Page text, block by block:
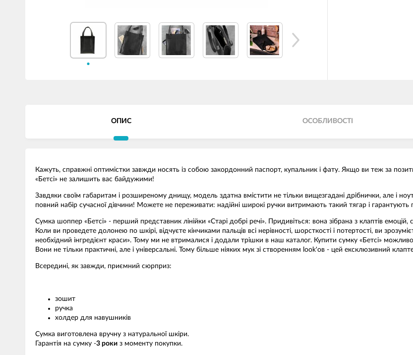
ОПИС ОСОБЛИВОСТІ
Кажуть, справжні оптимістки завжди носять із собою закордонний паспорт, купальник і фату. Якщо ви теж за
«Бетсі» не залишить вас байдужими!
Завдяки своїм габаритам і розширеному днищу, модель здатна вмістити не тільки вищезгадані дрібнички, але і
повний набір сучасної дівчини! Можете не переживати: надійні широкі ручки витримають такий тягар і
Сумка шоппер «Бетсі» - перший представник лінійки «Старі добрі речі». Придивіться: вона зібрана з клаптів
Коли ви проведете долонею по шкірі, відчуєте кінчиками пальців всі нерівності, шорсткості і потертості, ви
необхідний інгредієнт краси». Тому ми не втрималися і додали трішки в наш каталог. Купити сумку «Бетсі»
Вони не тільки практичні, але і універсальні. Тому більше ніяких мук зі створенням look'ов - цей ексклюзивний
Всередині, як завжди, приємний сюрприз:
зошит
ручка
холдер для навушників
Сумка виготовлена вручну з натуральної шкіри.
Гарантія на сумку -3 роки з моменту покупки.